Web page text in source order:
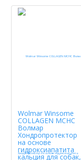
Wolmar Winsome
COLLAGEN MCHC
Волмар
Хондропротектор
на основе
гидроксиапатита
кальция для собак,